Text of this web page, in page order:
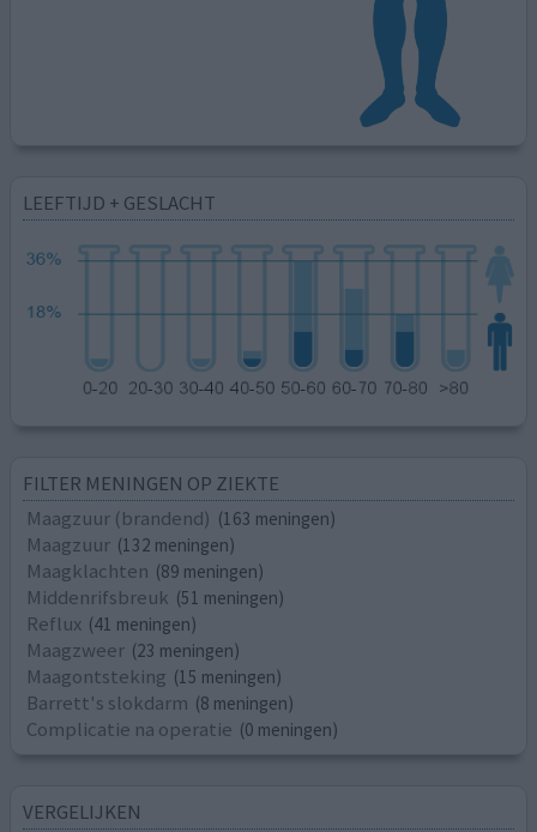
LEEFTIJD + GESLACHT
FILTER MENINGEN OP ZIEKTE
Maagzuur (brandend) (163 meningen)
Maagzuur (132 meningen)
Maagklachten (89 meningen)
Middenrifsbreuk (51 meningen)
Reflux (41 meningen)
Maagzweer (23 meningen)
Maagontsteking (15 meningen)
Barrett's slokdarm (8 meningen)
Complicatie na operatie (0 meningen)
VERGELIJKEN